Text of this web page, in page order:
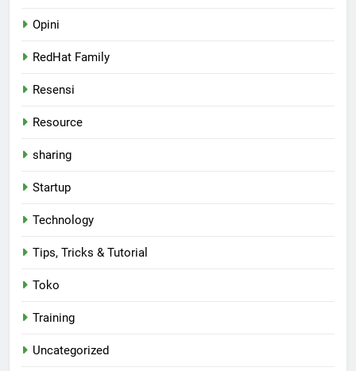
Opini
RedHat Family
Resensi
Resource
sharing
Startup
Technology
Tips, Tricks & Tutorial
Toko
Training
Uncategorized